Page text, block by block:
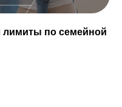
по семейной